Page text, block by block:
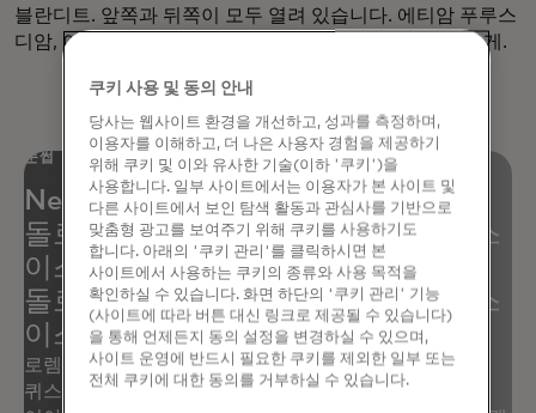
블란디트. 앞쪽과 뒤쪽이 모두 열려 있습니다. 에티암 푸루스
디암, 아쿰산 시트 아멧 니스 퀴스, 다피부스 매트스 아우게.
눈썹
Neque porro quisquam est 여기
돌로레스 이스 돌로레스 이스 돌로레스
이스 돌로레스 이스 돌로레스 이스
돌로레스 이스 돌로레스 이스 돌로레스
이스 돌로레스 이스 돌로레스 이스
돌로레스 이스 돌로레스 이스 돌로레스
이스 돌로레스
로렘 입섬 돌로르 시트 아멧, 컨설턴트 아디피싱 엘리트.
퀴스크 텔루스 터피스, 볼루트팟 세드 오그 우트, 비베라
쿠키 사용 및 동의 안내
당사는 웹사이트 환경을 개선하고, 성과를 측정하며,
이용자를 이해하고, 더 나은 사용자 경험을 제공하기
위해 쿠키 및 이와 유사한 기술(이하 '쿠키')을
사용합니다. 일부 사이트에서는 이용자가 본 사이트 및
다른 사이트에서 보인 탐색 활동과 관심사를 기반으로
맞춤형 광고를 보여주기 위해 쿠키를 사용하기도
합니다. 아래의 '쿠키 관리'를 클릭하시면 본
사이트에서 사용하는 쿠키의 종류와 사용 목적을
확인하실 수 있습니다. 화면 하단의 '쿠키 관리' 기능
(사이트에 따라 버튼 대신 링크로 제공될 수 있습니다)
을 통해 언제든지 동의 설정을 변경하실 수 있으며,
사이트 운영에 반드시 필요한 쿠키를 제외한 일부 또는
전체 쿠키에 대한 동의를 거부하실 수 있습니다.